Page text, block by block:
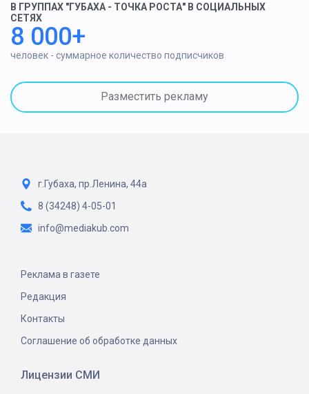
В ГРУППАХ "ГУБАХА - ТОЧКА РОСТА" В СОЦИАЛЬНЫХ
СЕТЯХ
8 000+
человек - суммарное количество подписчиков
Разместить рекламу
г.Губаха, пр.Ленина, 44а
8 (34248) 4-05-01
info@mediakub.com
Реклама в газете
Редакция
Контакты
Соглашение об обработке данных
Лицензии СМИ